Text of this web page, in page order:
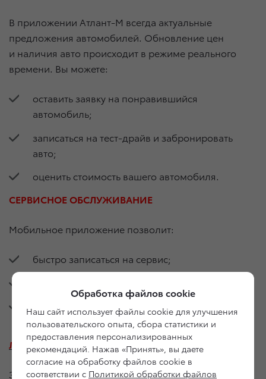
В приложении Атлант-М всегда актуальные
предложения автомобилей. Обновление цен
и наличия авто происходит в режиме реального
времени. Вы можете:
оставить заявку на понравившийся
автомобиль;
записаться на тест-драйв и забронировать
авто;
оценить стоимость вашего автомобиля.
СЕРВИСНОЕ ОБСЛУЖИВАНИЕ
Мобильное приложение позволит:
быстро записаться на сервис;
посмотреть табло выдачи вашего авто
в режиме реального времени.
ЛИЧНЫЙ КАБИНЕТ КЛИЕНТА
Здесь вы можете увидеть информацию о вашем
Обработка файлов cookie
Наш сайт использует файлы cookie для улучшения
пользовательского опыта, сбора статистики и
предоставления персонализированных
рекомендаций. Нажав «Принять», вы даете
согласие на обработку файлов cookie в
соответствии с Политикой обработки файлов